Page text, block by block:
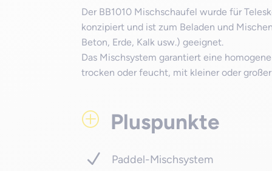
Der BB1010 Mischschaufel wurde für
konzipiert und ist zum Beladen und
Beton, Erde, Kalk usw.) geeignet.
Das Mischsystem garantiert eine
trocken oder feucht, mit kleiner oder
P Pluspunkte
Paddel-Mischsystem